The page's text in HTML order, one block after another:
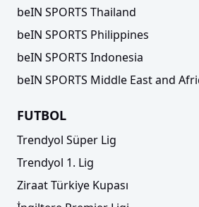
beIN SPORTS Thailand
beIN SPORTS Philippines
beIN SPORTS Indonesia
beIN SPORTS Middle East and
FUTBOL
Trendyol Süper Lig
Trendyol 1. Lig
Ziraat Türkiye Kupası